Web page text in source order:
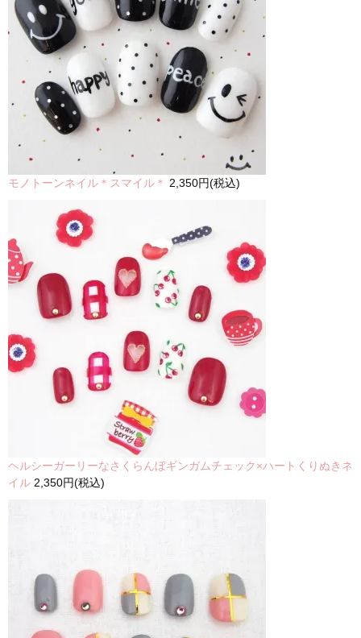
モノトーンネイル＊スマイル＊ 2,350円(税込)
ヘルシーガーリーなさくらんぼギンガムチェック×ハートくりぬきネ
イル 2,350円(税込)